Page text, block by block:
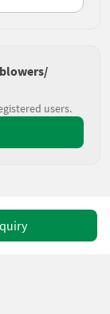
users.